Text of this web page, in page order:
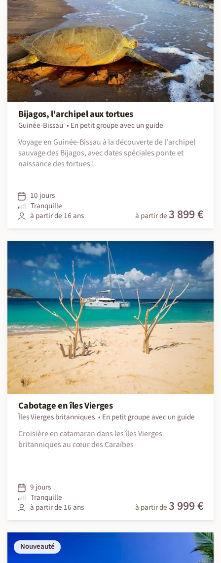
Bijagos, l'archipel aux tortues
Guinée-Bissau
En petit groupe avec un guide
Voyage en Guinée-Bissau à la découverte de l'archipel
sauvage des Bijagos, avec dates spéciales ponte et
naissance des tortues !
10 jours
Tranquille
à partir de 16 ans
à partir de 3 899 €
Cabotage en îles Vierges
Îles Vierges britanniques
En petit groupe avec un guide
Croisière en catamaran dans les îles Vierges
britanniques au cœur des Caraïbes
9 jours
Tranquille
à partir de 16 ans
à partir de 3 999 €
Nouveauté